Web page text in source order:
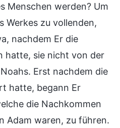
Menschen werden? Um
Werkes zu vollenden,
nachdem Er die
hatte, sie nicht von der
Erst nachdem die
hatte, begann Er
die Nachkommen
Adam waren, zu führen.